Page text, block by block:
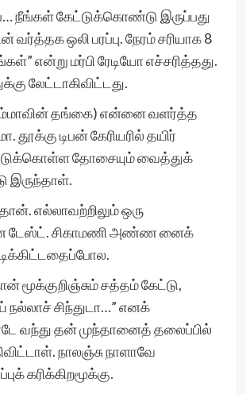
டிங்… நீங்கள் கேட்டுக்கொண்டு இருப்பது
வர்த்தக ஒலி பரப்பு. நேரம் சரியாக 8
என்று மர்பி ரேடியோ எச்சரித்தது.
லேட்டாகிவிட்டது.
தங்கை) என்னை வளர்த்த
டிபன் கேரியரில் தயிர்
தோசையும் வைத்துக்
இருந்தாள்.
எல்லாவற்றிலும் ஒரு
டேஸ்ட். சிகாமணி அண்ண னைக்
மூக்குறிஞ்சும் சத்தம் கேட்டு,
நல்லாச் சிந்துடா…” எனக்
வந்து தன் முந்தானைத் தலைப்பில்
நாலஞ்சு நாளாவே
கரிக்கிறமூக்கு.